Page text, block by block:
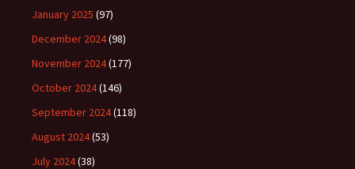
January 2025 (97)
December 2024(98)
November 2024(177)
October 2024(146)
September 2024(118)
August 2024(53)
July 2024(38)